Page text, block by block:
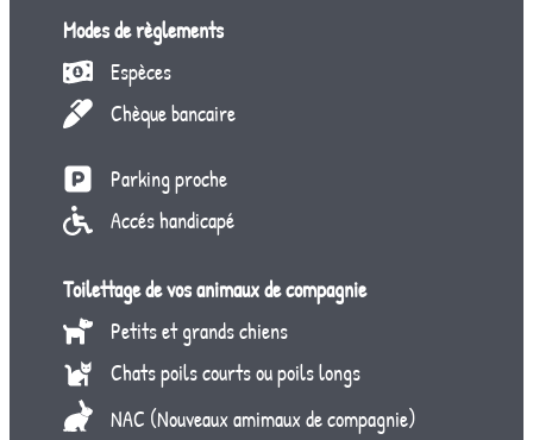
Modes de règlements
Espèces
Chèque bancaire
Parking proche
Accés handicapé
Toilettage de vos animaux de compagnie
Petits et grands chiens
Chats poils courts ou poils longs
NAC (Nouveaux amimaux de compagnie)